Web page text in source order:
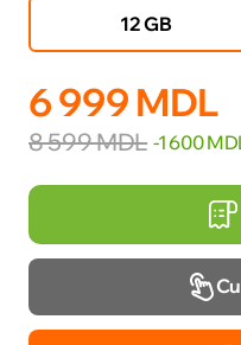
12 GB
6 999 MDL
8 599 MDL -1 600